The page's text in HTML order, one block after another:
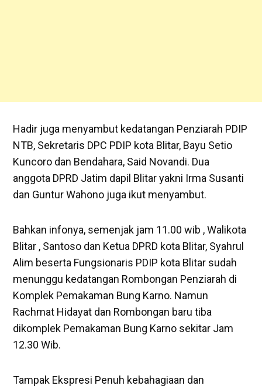
Hadir juga menyambut kedatangan Penziarah PDIP
NTB, Sekretaris DPC PDIP kota Blitar, Bayu Setio
Kuncoro dan Bendahara, Said Novandi. Dua
anggota DPRD Jatim dapil Blitar yakni Irma Susanti
dan Guntur Wahono juga ikut menyambut.
Bahkan infonya, semenjak jam 11.00 wib , Walikota
Blitar , Santoso dan Ketua DPRD kota Blitar, Syahrul
Alim beserta Fungsionaris PDIP kota Blitar sudah
menunggu kedatangan Rombongan Penziarah di
Komplek Pemakaman Bung Karno. Namun
Rachmat Hidayat dan Rombongan baru tiba
dikomplek Pemakaman Bung Karno sekitar Jam
12.30 Wib.
Tampak Ekspresi Penuh kebahagiaan dan